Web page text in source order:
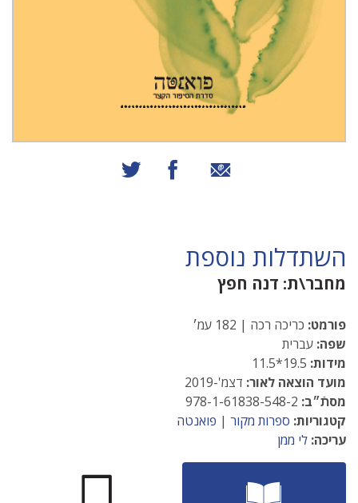
שיתוף באמצעות אימייל
שיתוף בפייסבוק
השתדלות נוספת
מחבר\ת: דנה חפץ
פורמט: כריכה רכה | 182 עמ׳
שפה: עברית
מידות:
מועד הוצאה לאור: דצמ'-2019
מסתֿ״ב:
קטגוריות: ספרות מקור | פואנטה
עריכה: לי ממן